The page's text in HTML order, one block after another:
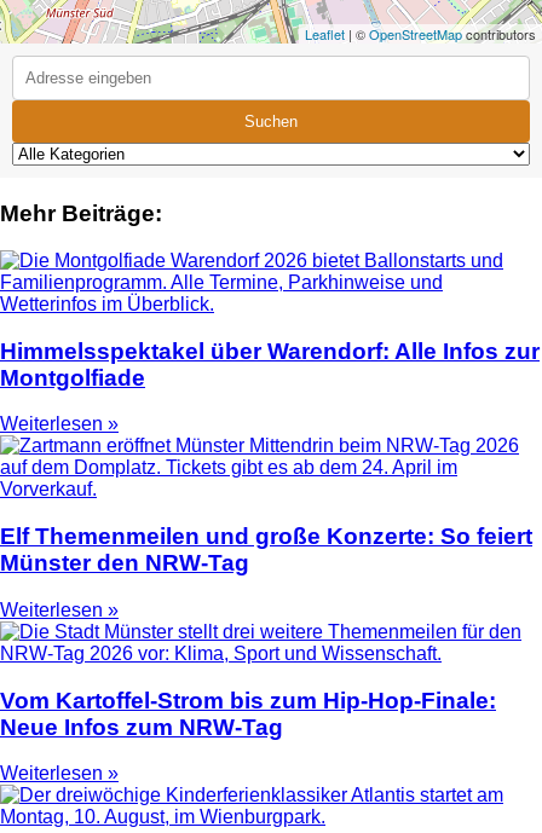
Leaflet | ©OpenStreetMapcontributors
Suchen
Mehr Beiträge:
Himmelsspektakel über Warendorf: Alle Infos zur
Montgolfiade
Weiterlesen »
Elf Themenmeilen und große Konzerte: So feiert
Münster den NRW-Tag
Weiterlesen »
Vom Kartoffel-Strom bis zum Hip-Hop-Finale:
Neue Infos zum NRW-Tag
Weiterlesen »